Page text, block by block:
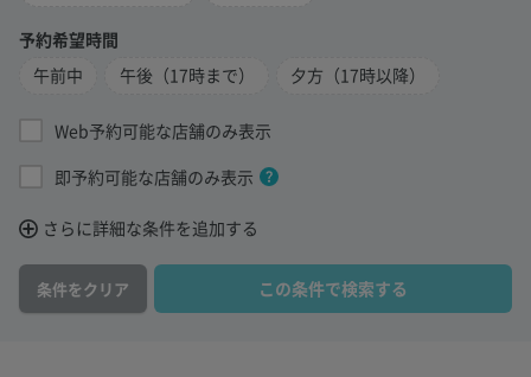
予約希望時間
午前中
午後（17時まで） 夕方（17時以降）
Web予約可能な店舗のみ表示
即予約可能な店舗のみ表示
さらに詳細な条件を追加する
条件をクリア この条件で検索する